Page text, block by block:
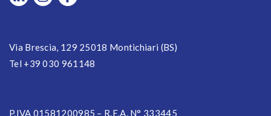
Via Brescia, 129 25018 Montichiari (BS)
Tel +39 030 961148
P.IVA 01581200985 – R.E.A. N° 333445